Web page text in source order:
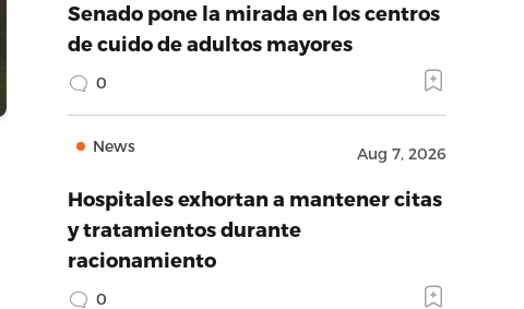
Senado pone la mirada en los centros
de cuido de adultos mayores
0
News Aug 7, 2026
Hospitales exhortan a mantener citas
y tratamientos durante
racionamiento
0